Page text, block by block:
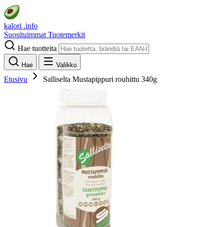
kalori .info
Suosituimmat Tuotemerkit
Hae tuotteita
Hae Valikko
Etusivu Salliselta Mustapippuri rouhittu 340g